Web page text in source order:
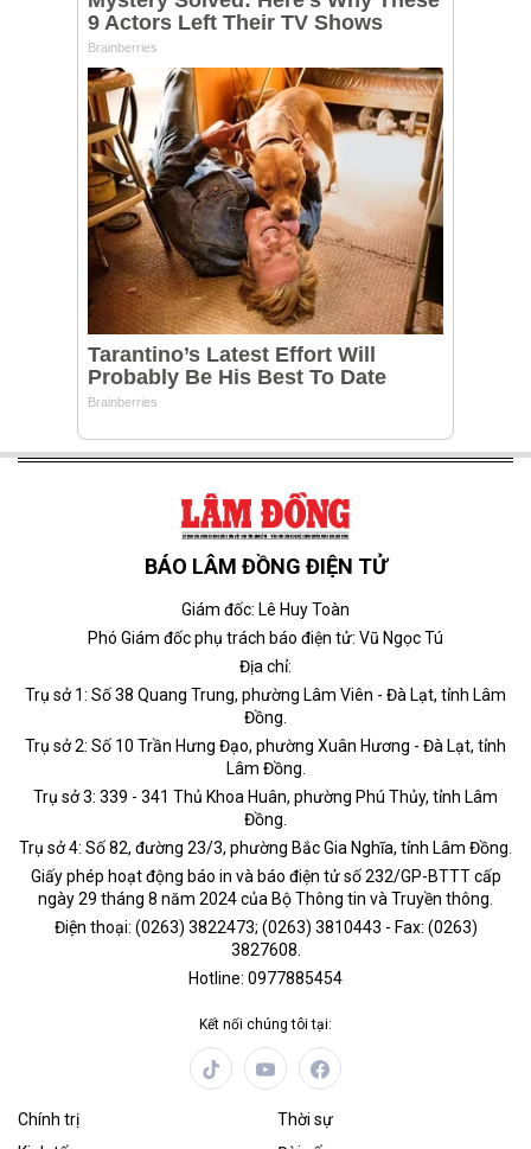
BÁO LÂM ĐỒNG ĐIỆN TỬ
Giám đốc: Lê Huy Toàn
Phó Giám đốc phụ trách báo điện tử: Vũ Ngọc Tú
Địa chỉ:
Trụ sở 1: Số 38 Quang Trung, phường Lâm Viên - Đà Lạt, tỉnh Lâm
Đồng.
Trụ sở 2: Số 10 Trần Hưng Đạo, phường Xuân Hương - Đà Lạt, tỉnh
Lâm Đồng.
Trụ sở 3: 339 - 341 Thủ Khoa Huân, phường Phú Thủy, tỉnh Lâm
Đồng.
Trụ sở 4: Số 82, đường 23/3, phường Bắc Gia Nghĩa, tỉnh Lâm Đồng.
Giấy phép hoạt động báo in và báo điện tử số 232/GP-BTTT cấp
ngày 29 tháng 8 năm 2024 của Bộ Thông tin và Truyền thông.
Điện thoại: (0263) 3822473; (0263) 3810443 - Fax: (0263)
3827608.
Hotline: 0977885454
Kết nối chúng tôi tại:
Chính trị
Thời sự